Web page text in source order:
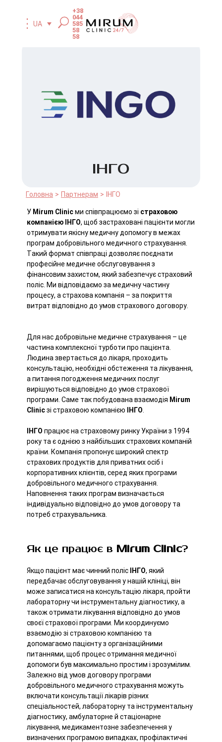
UA
+38
044
585
58
58
ІНГО
Головна Партнерам ІНГО
У Mirum Clinicми співпрацюємо зі страховою
компанією ІНГО, щоб застраховані пацієнти могли
отримувати якісну медичну допомогу в межах
програм добровільного медичного страхування.
Такий формат співпраці дозволяє поєднати
професійне медичне обслуговування з
фінансовим захистом, який забезпечує страховий
поліс. Ми відповідаємо за медичну частину
процесу, а страхова компанія – за покриття
витрат відповідно до умов страхового договору.
Для нас добровільне медичне страхування – це
частина комплексної турботи про пацієнта.
Людина звертається до лікаря, проходить
консультацію, необхідні обстеження та лікування,
а питання погодження медичних послуг
вирішуються відповідно до умов страхової
програми. Саме так побудована взаємодія Mirum
Clinicзі страховою компанією ІНГО
ІНГО працює на страховому ринку України з 1994
року та є однією з найбільших страхових компаній
країни. Компанія пропонує широкий спектр
страхових продуктів для приватних осіб і
корпоративних клієнтів, серед яких програми
добровільного медичного страхування.
Наповнення таких програм визначається
індивідуально відповідно до умов договору та
потреб страхувальника.
Як це працює в Mirum Clinic?
Якщо пацієнт має чинний поліс ІНГО, який
передбачає обслуговування у нашій клініці, він
може записатися на консультацію лікаря, пройти
лабораторну чи інструментальну діагностику, а
також отримати лікування відповідно до умов
своєї страхової програми. Ми координуємо
взаємодію зі страховою компанією та
допомагаємо пацієнту з організаційними
питаннями, щоб процес отримання медичної
допомоги був максимально простим і зрозумілим.
Залежно від умов договору програми
добровільного медичного страхування можуть
включати консультації лікарів різних
спеціальностей, лабораторну та інструментальну
діагностику, амбулаторне й стаціонарне
лікування, медикаментозне забезпечення у
визначених програмою випадках, профілактичні